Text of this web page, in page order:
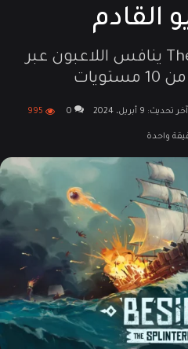
القادم
في The Splintered Sea ينافس اللاعبون عبر
آخر تحديث: 9 أبريل، 2024 0
995
واحدة